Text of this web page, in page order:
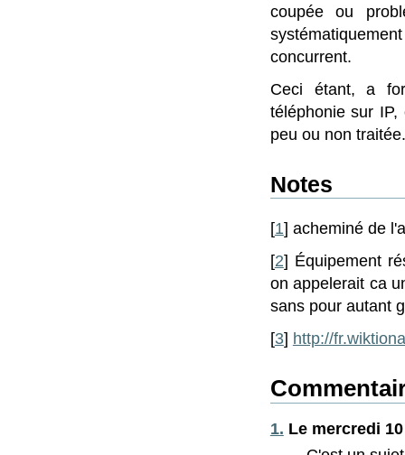
coupée ou
concurrent.
Ceci étant, a
téléphonie sur
peu ou non traitée.
Notes
[1] acheminé de
[2] Équipement
on appelerait ca
sans pour autant
[3] http://
1. Le mercredi